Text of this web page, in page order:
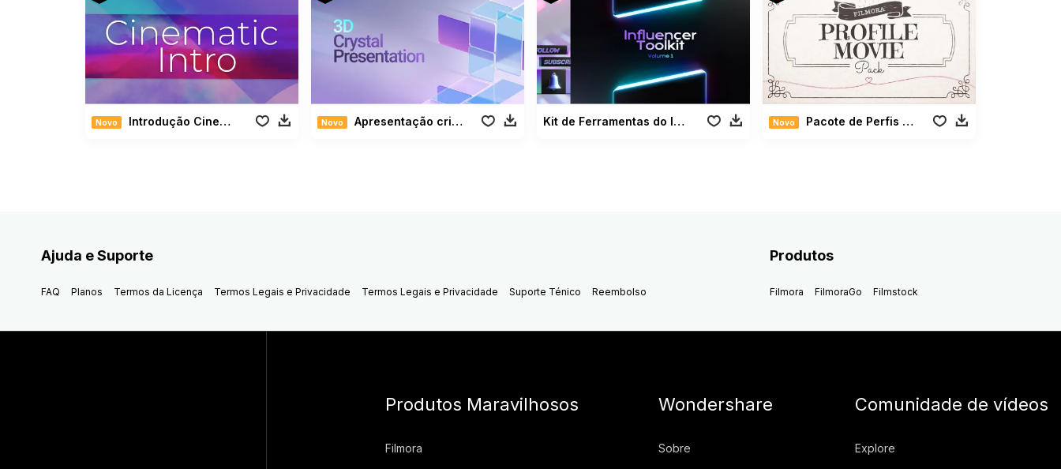
Novo Introdução Cinemática Novo Apresentação cristal 3D Kit de Ferramentas do Influenciador vol. 1 Novo Pacote de Perfis de Filmes
Ajuda e Suporte
FAQ Planos Termos da Licença Termos Legais e Privacidade Termos Legais e Privacidade Suporte Ténico Reembolso
Produtos
Filmora FilmoraGo Filmstock
Produtos Maravilhosos
Filmora
Wondershare
Sobre
Comunidade de vídeos
Explore